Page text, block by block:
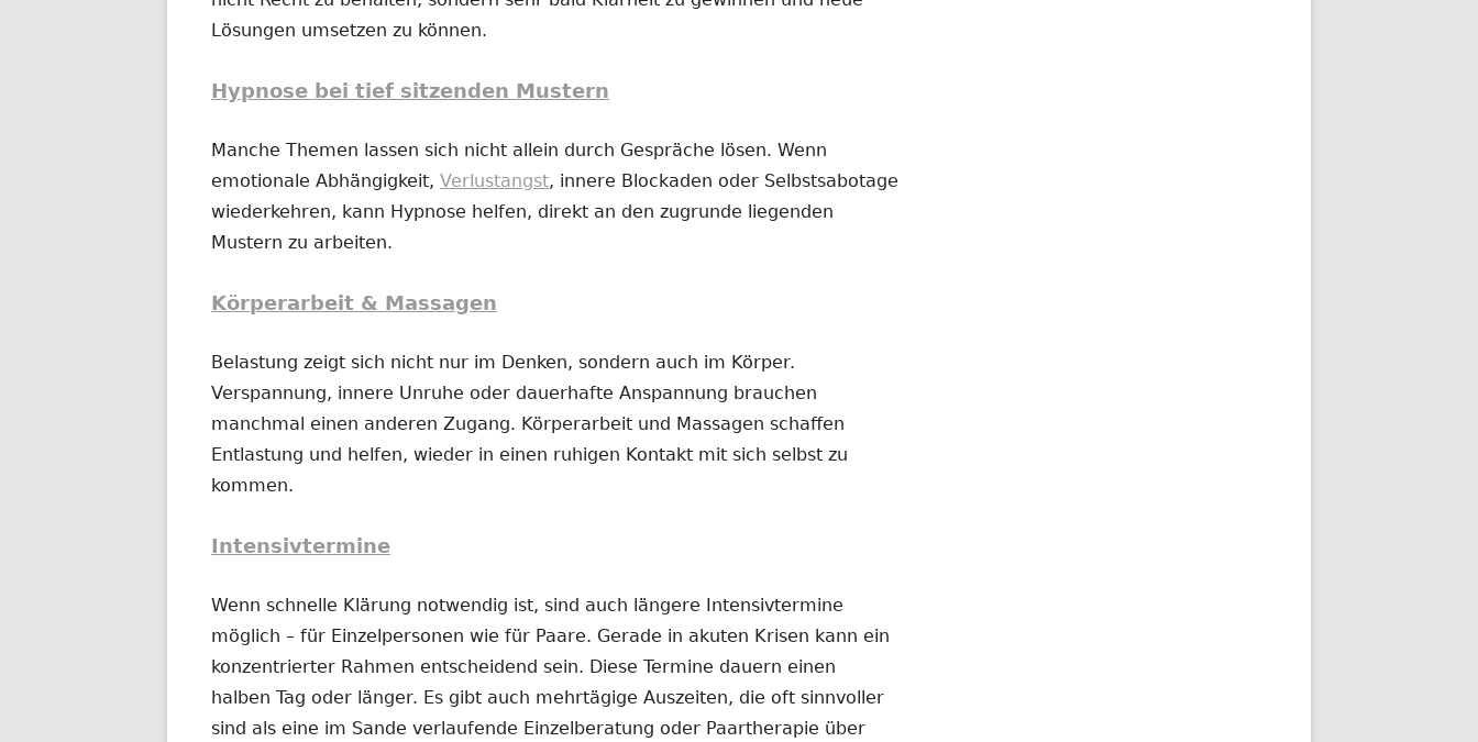
Lösungen umsetzen zu können.
Hypnose bei tief sitzenden Mustern
Manche Themen lassen sich nicht allein durch Gespräche lösen. Wenn
emotionale Abhängigkeit, Verlustangst, innere Blockaden oder Selbstsabotage
wiederkehren, kann Hypnose helfen, direkt an den zugrunde liegenden
Mustern zu arbeiten.
Körperarbeit & Massagen
Belastung zeigt sich nicht nur im Denken, sondern auch im Körper.
Verspannung, innere Unruhe oder dauerhafte Anspannung brauchen
manchmal einen anderen Zugang. Körperarbeit und Massagen schaffen
Entlastung und helfen, wieder in einen ruhigen Kontakt mit sich selbst zu
kommen.
Intensivtermine
Wenn schnelle Klärung notwendig ist, sind auch längere Intensivtermine
möglich – für Einzelpersonen wie für Paare. Gerade in akuten Krisen kann ein
konzentrierter Rahmen entscheidend sein. Diese Termine dauern einen
halben Tag oder länger. Es gibt auch mehrtägige Auszeiten, die oft sinnvoller
sind als eine im Sande verlaufende Einzelberatung oder Paartherapie über